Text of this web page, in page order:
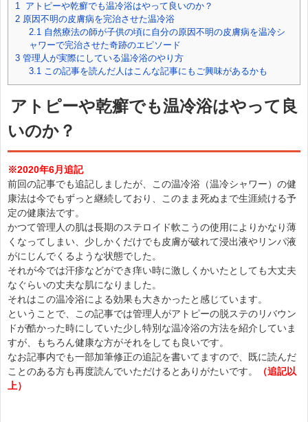
1 アトピーや乾癬でも温冷浴はやって良いのか？
2 原因不明の皮膚病を完治させた温冷浴
2.1自然療法の師が子供の頃に自分の原因不明の皮膚病を温冷シ
ャワーで完治させた奇跡のエピソード
3 管理人が実際にしている温冷浴のやり方
3.1この記事を読んだ人はこんな記事にもご興味があるかも
アトピーや乾癬でも温冷浴はやって良
いのか？
※2020年6月追記
前回の記事でも追記しましたが、この温冷浴（温冷シャワー）の健
康法は今でもずっと継続しており、このまま死ぬまで生涯続ける予
定の健康法です。
かつて管理人の肌は長期のステロイド軟こうの使用によりかなり薄
くなってしまい、少しかくだけでも皮膚が破れて浸出液やリンパ液
がにじんでくるような状態でした。
それが今では汗疹などができ痒い時に激しくかいたとしても大丈夫
なぐらいの丈夫な肌になりました。
それはこの温冷浴による効果も大きかったと感じています。
ということで、この記事では管理人がアトピーの脱ステのリバウン
ドが酷かった時にしていた少し特別な温冷浴の方法を紹介していま
すが、もちろん健康な方がそれをしても良いです。
なお記事内でも一部加筆修正の追記を書いてますので、既に読んだ
ことのある方も再度読んでいただけるとありがたいです。
（追記以
上）